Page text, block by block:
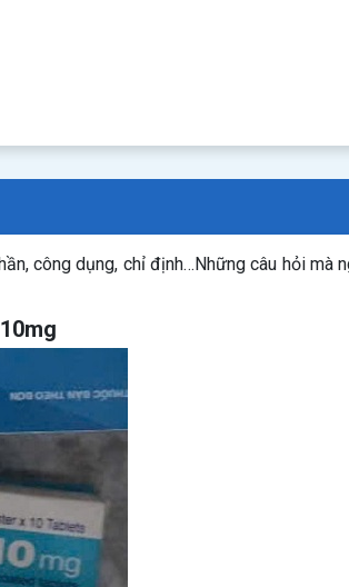
công dụng, chỉ định…Những câu hỏi mà